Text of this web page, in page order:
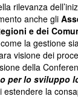
rilevanza
anche gli
e dei
la gestione
visione dei
della
per lo sviluppo
estendere la